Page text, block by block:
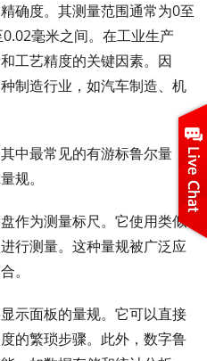
确度。其测量范围通常为0至
毫米之间。在工业生产
工艺精度的关键因素。因
制造行业，如汽车制造、机
中最常见的有游标鲁尔量
规。
作为测量标尺。它使用类似
行测量。这种量规被广泛应
。
示面板的量规。它可以直接
的繁琐步骤。此外，数字鲁